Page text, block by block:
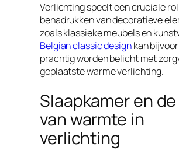
Verlichting speelt een cruciale
benadrukken van decoratieve
zoals klassieke meubels en
Belgian classic designkan
prachtig worden belicht met
geplaatste warme verlichting.
Slaapkamer en
van warmte in
verlichting